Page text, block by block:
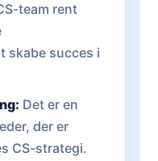
team rent
succes i
Det er en
der er
CS-strategi.